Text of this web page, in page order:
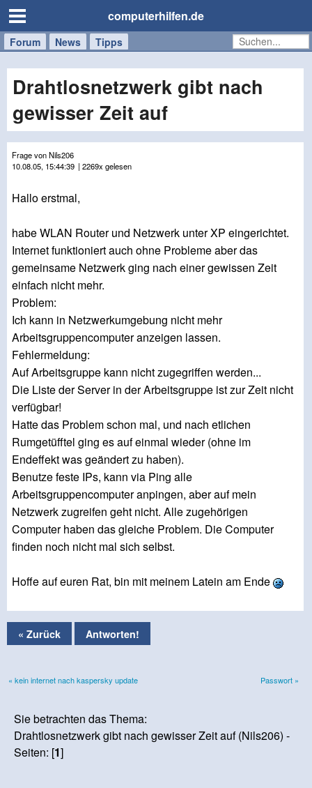
computerhilfen.de
Forum News Tipps
Handy
Tablet
Windows
Mac
Drahtlosnetzwerk gibt nach
gewisser Zeit auf
Frage von Nils206
10.08.05, 15:44:39 | 2269x gelesen
Hallo erstmal,
habe WLAN Router und Netzwerk unter XP eingerichtet.
Internet funktioniert auch ohne Probleme aber das
gemeinsame Netzwerk ging nach einer gewissen Zeit
einfach nicht mehr.
Problem:
Ich kann in Netzwerkumgebung nicht mehr
Arbeitsgruppencomputer anzeigen lassen.
Fehlermeldung:
Auf Arbeitsgruppe kann nicht zugegriffen werden...
Die Liste der Server in der Arbeitsgruppe ist zur Zeit nicht
verfügbar!
Hatte das Problem schon mal, und nach etlichen
Rumgetüfftel ging es auf einmal wieder (ohne im
Endeffekt was geändert zu haben).
Benutze feste IPs, kann via Ping alle
Arbeitsgruppencomputer anpingen, aber auf mein
Netzwerk zugreifen geht nicht. Alle zugehörigen
Computer haben das gleiche Problem. Die Computer
finden noch nicht mal sich selbst.
Hoffe auf euren Rat, bin mit meinem Latein am Ende
« Zurück Antworten!
« kein internet nach kaspersky update Passwort »
Sie betrachten das Thema:
Drahtlosnetzwerk gibt nach gewisser Zeit auf (Nils206) -
Seiten: [1]